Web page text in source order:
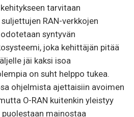
tarvitaan
RAN-verkkojen
syntyvän
joka kehittäjän pitää
jäi kaksi isoa
on suht helppo tukea.
ohjelmista ajettaisiin avoimen
O-RAN kuitenkin yleistyy
mainostaa